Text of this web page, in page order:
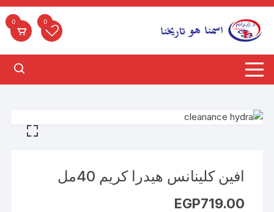
التجاوز
المحتوى
0
0
افين كلينانس هيدرا كريم 40مل
EGP719.00